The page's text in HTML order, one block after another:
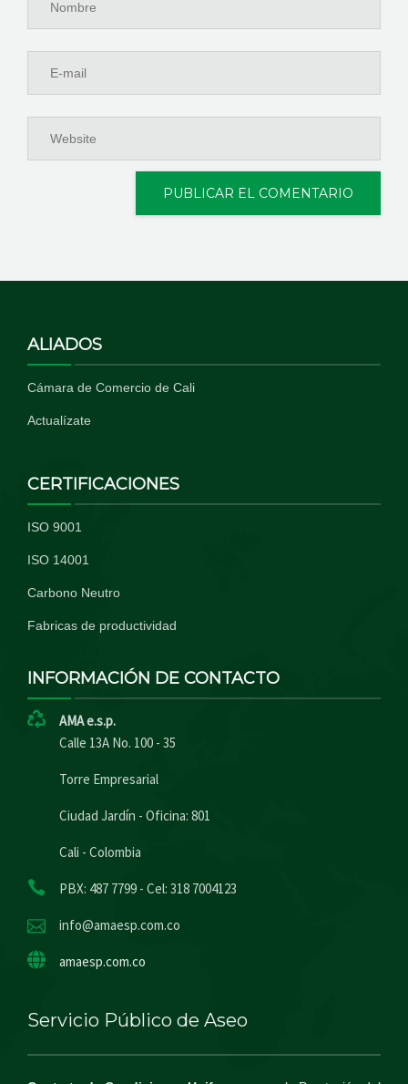
ALIADOS
Cámara de Comercio de Cali
Actualízate
CERTIFICACIONES
ISO 9001
ISO 14001
Carbono Neutro
Fabricas de productividad
INFORMACIÓN DE CONTACTO
AMA e.s.p.
Calle 13A No. 100 - 35
Torre Empresarial
Ciudad Jardín - Oficina: 801
Cali - Colombia
PBX: 487 7799 - Cel: 318 7004123
info@amaesp.com.co
amaesp.com.co
Servicio Público de Aseo